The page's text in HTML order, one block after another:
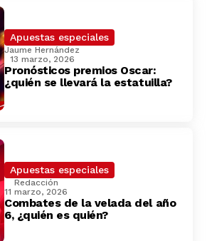
Apuestas especiales
Jaume Hernández
13 marzo, 2026
Pronósticos premios Oscar:
¿quién se llevará la estatuilla?
Apuestas especiales
Redacción
11 marzo, 2026
Combates de la velada del año
6, ¿quién es quién?